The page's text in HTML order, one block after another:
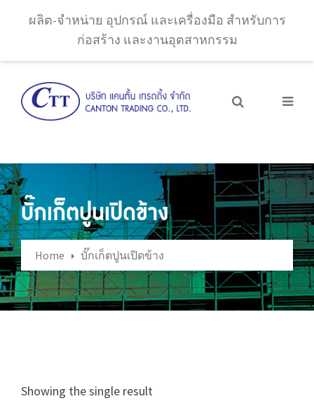
ผลิต-จำหน่าย อุปกรณ์ และเครื่องมือ สำหรับการ
ก่อสร้าง และงานอุตสาหกรรม
บั๊กเก็ตปูนเปิดข้าง
Home บั๊กเก็ตปูนเปิดข้าง
Showing the single result